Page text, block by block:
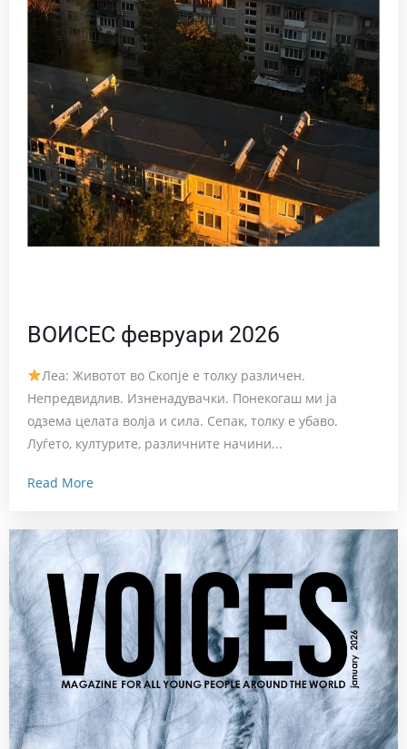
ВОИСЕС февруари 2026
Леа: Животот во Скопје е толку различен.
Непредвидлив. Изненадувачки. Понекогаш ми ја
одзема целата волја и сила. Сепак, толку е убаво.
Луѓето, културите, различните начини...
Read More